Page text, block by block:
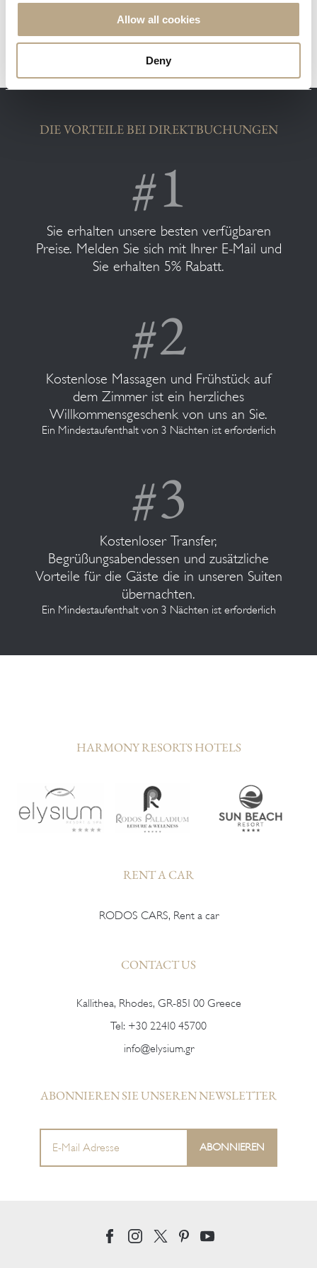
Allow all cookies
Deny
DIE VORTEILE BEI DIREKTBUCHUNGEN
Sie erhalten unsere besten verfügbaren
Preise. Melden Sie sich mit Ihrer E-Mail und
Sie erhalten 5% Rabatt.
Kostenlose Massagen und Frühstück auf
dem Zimmer ist ein herzliches
Willkommensgeschenk von uns an Sie.
Ein Mindestaufenthalt von 3 Nächten ist erforderlich
Kostenloser Transfer,
Begrüßungsabendessen und zusätzliche
Vorteile für die Gäste die in unseren Suiten
übernachten.
Ein Mindestaufenthalt von 3 Nächten ist erforderlich
HARMONY RESORTS HOTELS
RENT A CAR
RODOS CARS, Rent a car
CONTACT US
Kallithea, Rhodes, GR-851 00 Greece
Tel: +30 22410 45700
info@elysium.gr
ABONNIEREN SIE UNSEREN NEWSLETTER